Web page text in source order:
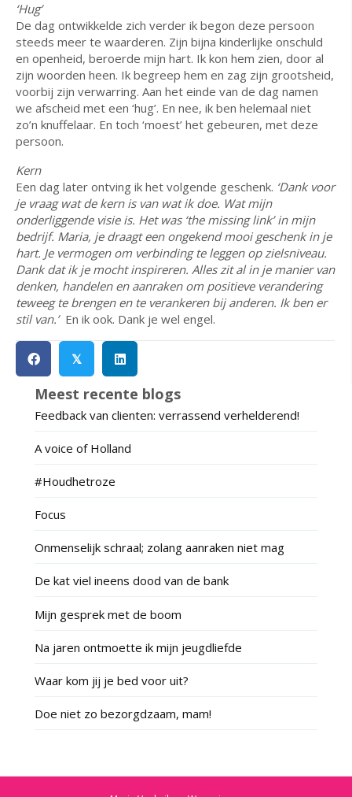
‘Hug’
De dag ontwikkelde zich verder ik begon deze persoon
steeds meer te waarderen. Zijn bijna kinderlijke onschuld
en openheid, beroerde mijn hart. Ik kon hem zien, door al
zijn woorden heen. Ik begreep hem en zag zijn grootsheid,
voorbij zijn verwarring. Aan het einde van de dag namen
we afscheid met een ‘hug’. En nee, ik ben helemaal niet
zo’n knuffelaar. En toch ‘moest’ het gebeuren, met deze
persoon.
Kern
Een dag later ontving ik het volgende geschenk. ‘Dank voor
je vraag wat de kern is van wat ik doe. Wat mijn
onderliggende visie is. Het was ‘the missing link’ in mijn
bedrijf. Maria, je draagt een ongekend mooi geschenk in je
hart. Je vermogen om verbinding te leggen op zielsniveau.
Dank dat ik je mocht inspireren. Alles zit al in je manier van
denken, handelen en aanraken om positieve verandering
teweeg te brengen en te verankeren bij anderen. Ik ben er
stil van.’En ik ook. Dank je wel engel.
𝕏
Meest recente blogs
Feedback van clienten: verrassend verhelderend!
A voice of Holland
#Houdhetroze
Focus
Onmenselijk schraal; zolang aanraken niet mag
De kat viel ineens dood van de bank
Mijn gesprek met de boom
Na jaren ontmoette ik mijn jeugdliefde
Waar kom jij je bed voor uit?
Doe niet zo bezorgdzaam, mam!